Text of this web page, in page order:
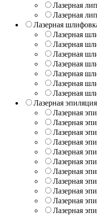
Лазерная
Лазерная
Лазерная
Лазерная
Лазерная
Лазерная
Лазерная
Лазерная
Лазерная
Лазерная
Лазерная эпиляция
Лазерная
Лазерная
Лазерная
Лазерная
Лазерная
Лазерная
Лазерная
Лазерная
Лазерная
Лазерная
Лазерная